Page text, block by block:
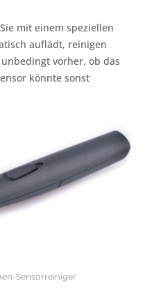
mit einem speziellen
auflädt, reinigen
vorher, ob das
könnte sonst
Sensorreiniger